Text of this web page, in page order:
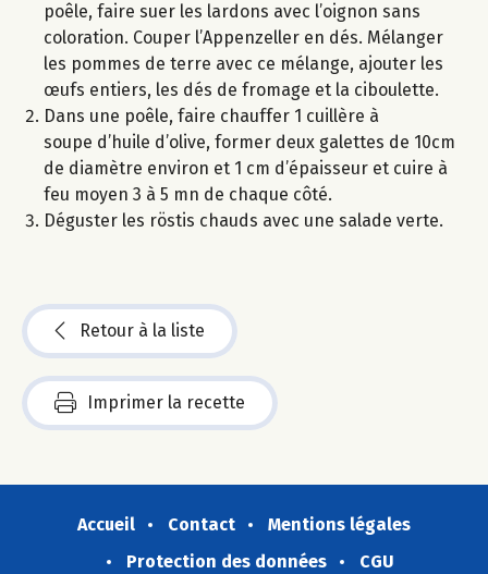
poêle, faire suer les lardons avec l’oignon sans
coloration. Couper l’Appenzeller en dés. Mélanger
les pommes de terre avec ce mélange, ajouter les
œufs entiers, les dés de fromage et la ciboulette.
Dans une poêle, faire chauffer 1 cuillère à
soupe d’huile d’olive, former deux galettes de 10cm
de diamètre environ et 1 cm d’épaisseur et cuire à
feu moyen 3 à 5 mn de chaque côté.
Déguster les röstis chauds avec une salade verte.
Retour à la liste
Imprimer la recette
Accueil Contact
Mentions légales
Protection des données
CGU